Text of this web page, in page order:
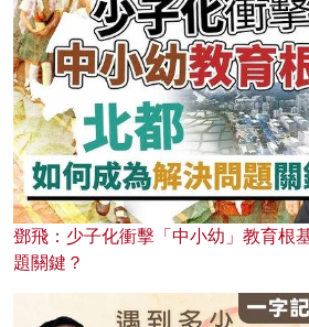
鄧飛：少子化衝擊「中小幼」教育根
題關鍵？